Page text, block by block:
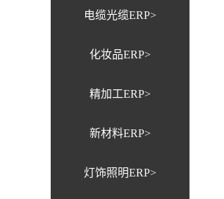
电缆光缆ERP>
化妆品ERP>
精加工ERP>
新材料ERP>
灯饰照明ERP>